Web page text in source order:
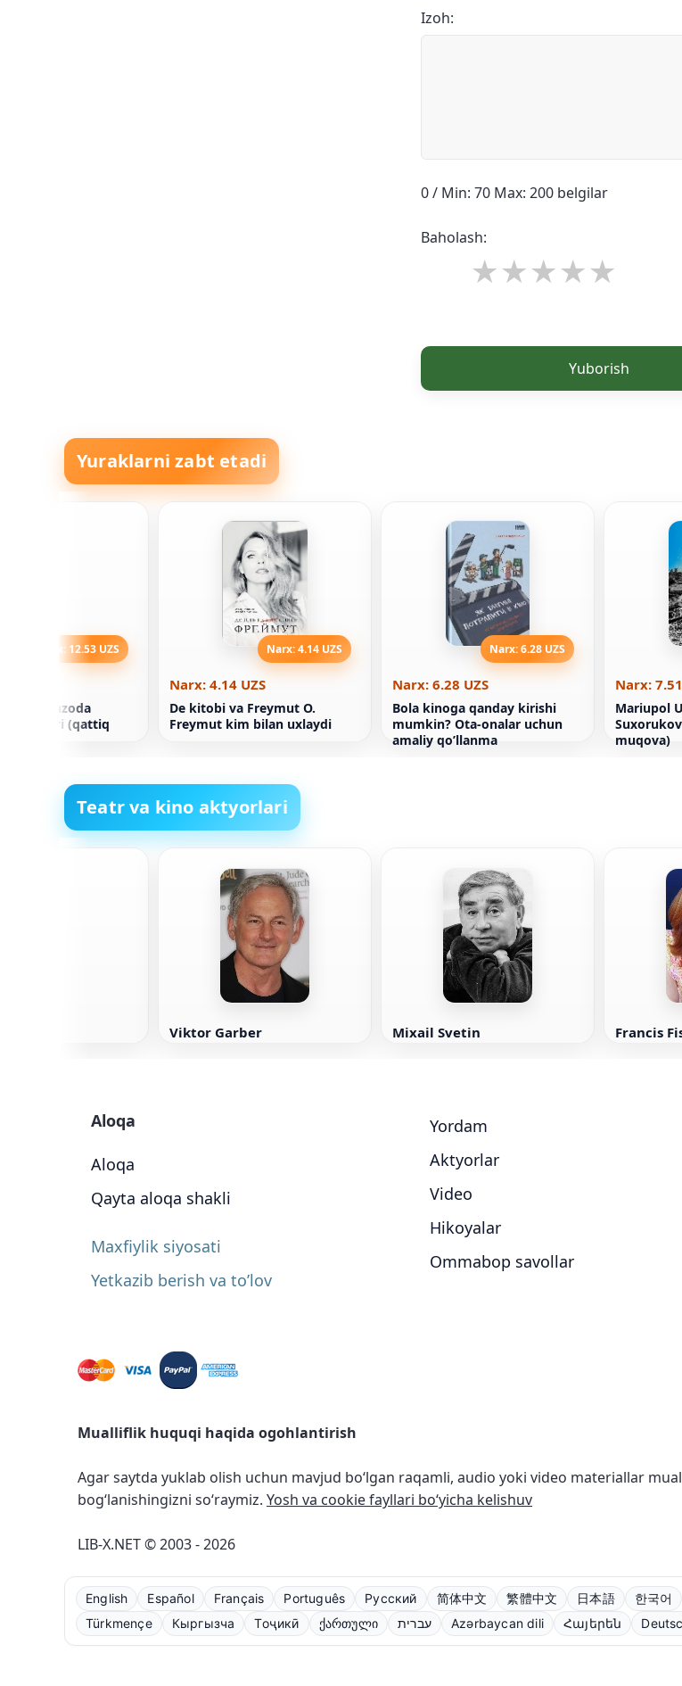
Izoh:
0 / Min: 70 Max: 200 belgilar
Baholash:
Yuborish
Yuraklarni zabt etadi
Narx: 12.53 UZS
Shahzoda
xotiralari (qattiq
Narx: 4.14 UZS
Narx: 4.14 UZS
De kitobi va Freymut O.
Freymut kim bilan uxlaydi
Narx: 6.28 UZS
Narx: 6.28 UZS
Bola kinoga qanday kirishi
mumkin? Ota-onalar uchun
amaliy qo’llanma
Narx:
Mariupol
muqova)
Teatr va kino aktyorlari
Viktor Garber Mixail Svetin Francis
Aloqa
Aloqa
Qayta aloqa shakli
Maxfiylik siyosati
Yetkazib berish va to’lov
Yordam
Aktyorlar
Video
Hikoyalar
Ommabop savollar
Mualliflik huquqi haqida ogohlantirish
Agar saytda yuklab olish uchun mavjud bo‘lgan raqamli, audio yoki video materiallar
bog‘lanishingizni so‘raymiz. Yosh va cookie fayllari bo‘yicha kelishuv
LIB-X.NET © 2003 - 2026
English Español Français Português Русский 简体中文 繁體中文 日本語 한국어
Türkmençe
Кыргызча Тоҷикӣ ქართული עברית Azərbaycan dili Հայերեն